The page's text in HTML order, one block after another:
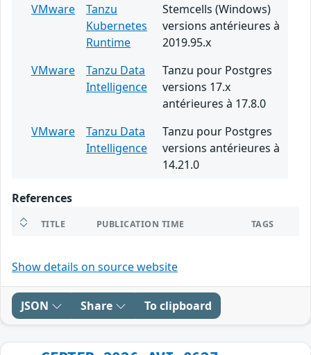
VMware
Tanzu
Kubernetes
Runtime
Stemcells (Windows)
versions antérieures à
2019.95.x
VMware
Tanzu Data
Intelligence
Tanzu pour Postgres
versions 17.x
antérieures à 17.8.0
VMware
Tanzu Data
Intelligence
Tanzu pour Postgres
versions antérieures à
14.21.0
References
TITLE PUBLICATION TIME TAGS
Show details on source website
JSON Share To clipboard